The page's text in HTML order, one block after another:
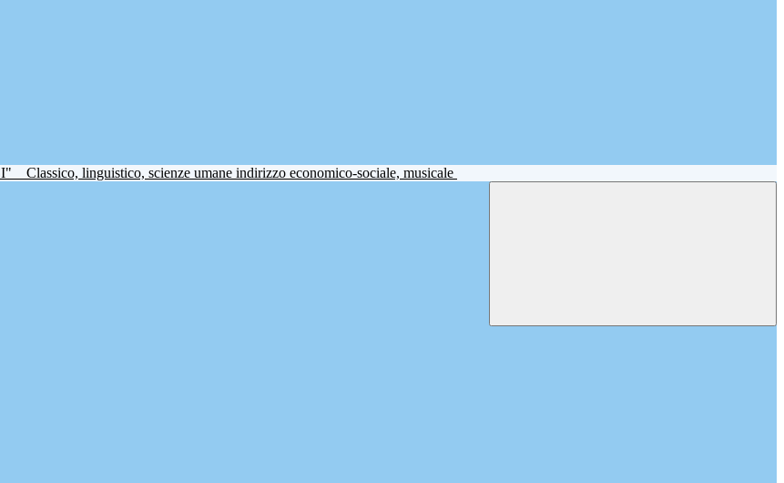
Classico, linguistico, scienze umane indirizzo economico-sociale, musicale